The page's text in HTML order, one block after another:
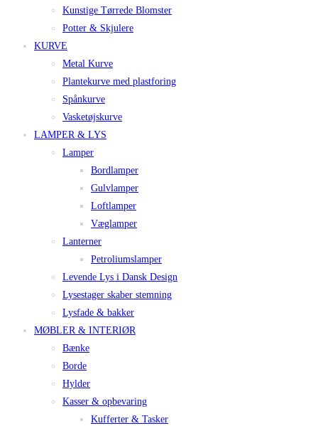
Kunstige Tørrede Blomster
Potter & Skjulere
KURVE
Metal Kurve
Plantekurve med plastforing
Spånkurve
Vasketøjskurve
LAMPER & LYS
Lamper
Bordlamper
Gulvlamper
Loftlamper
Væglamper
Lanterner
Petroliumslamper
Levende Lys i Dansk Design
Lysestager skaber stemning
Lysfade & bakker
MØBLER & INTERIØR
Bænke
Borde
Hylder
Kasser & opbevaring
Kufferter & Tasker